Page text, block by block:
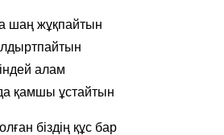
шаң жұқпайтын
алам
қамшы ұстайтын
біздің құс бар